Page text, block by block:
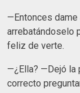
—Entonces
arrebatándoselo
feliz de verte.
—¿Ella? —Dejó la
correcto